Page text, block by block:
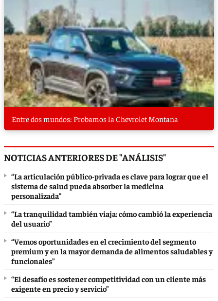
Entre dos mundos: Probamos la Chevrolet Montana
NOTICIAS ANTERIORES DE "ANÁLISIS"
“La articulación público-privada es clave para lograr que el
sistema de salud pueda absorber la medicina
personalizada"
“La tranquilidad también viaja: cómo cambió la experiencia
del usuario”
“Vemos oportunidades en el crecimiento del segmento
premium y en la mayor demanda de alimentos saludables y
funcionales”
“El desafío es sostener competitividad con un cliente más
exigente en precio y servicio”